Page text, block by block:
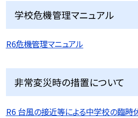
学校危機管理マニュアル
R6危機管理マニュアル
非常変災時の措置について
R6 台風の接近等による中学校の臨時